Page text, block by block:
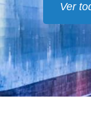
Ver